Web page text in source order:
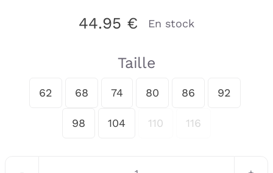
44.95 € En stock
Taille
62 68 74 80 86 92
98 104 110 116